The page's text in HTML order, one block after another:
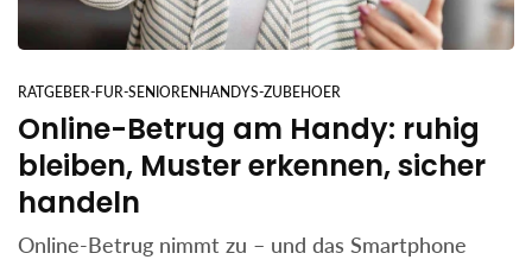
RATGEBER-FUR-SENIORENHANDYS-ZUBEHOER
Online-Betrug am Handy: ruhig
bleiben, Muster erkennen, sicher
handeln
Online-Betrug nimmt zu – und das Smartphone